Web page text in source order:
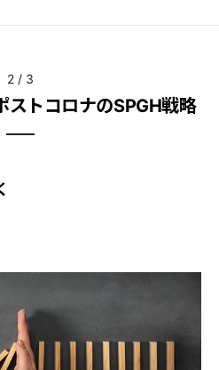
2 / 3
ストコロナのSPGH戦略